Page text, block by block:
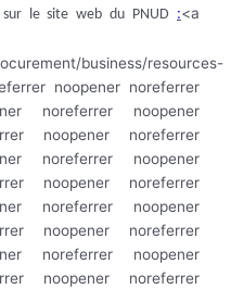
sur le site web du PNUD :<a
business/resources-
noopener noreferrer
noreferrer noopener
noopener noreferrer
noreferrer noopener
noopener noreferrer
noreferrer noopener
noopener noreferrer
noreferrer noopener
noopener noreferrer